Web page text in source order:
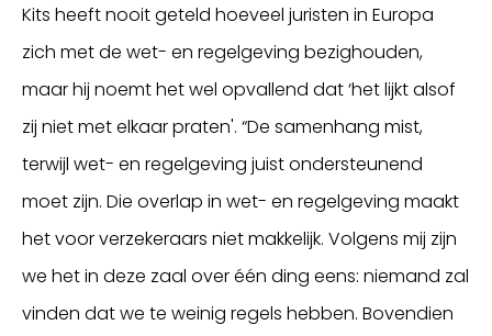
Kits heeft nooit geteld hoeveel juristen in Europa
zich met de wet- en regelgeving bezighouden,
maar hij noemt het wel opvallend dat ‘het lijkt alsof
zij niet met elkaar praten'. “De samenhang mist,
terwijl wet- en regelgeving juist ondersteunend
moet zijn. Die overlap in wet- en regelgeving maakt
het voor verzekeraars niet makkelijk. Volgens mij zijn
we het in deze zaal over één ding eens: niemand zal
vinden dat we te weinig regels hebben. Bovendien